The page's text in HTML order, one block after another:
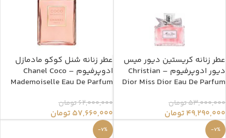
عطر زنانه کریستین دیور میس
دیور ادوپرفیوم – Christian
Dior Miss Dior Eau De Parfum
53,000,000تومان
49,290,000 تومان
عطر زنانه شنل کوکو مادمازل
ادوپرفیوم – Chanel Coco
Mademoiselle Eau De Parfum
62,000,000تومان
57,660,000 تومان
-7%
-7%